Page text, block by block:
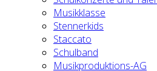
Musikklasse
Stennerkids
Staccato
Schulband
Musikproduktions-AG